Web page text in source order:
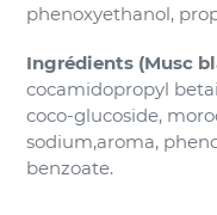
phenoxyethanol,
Ingrédients (Musc
cocamidopropyl
coco-glucoside,
sodium,aroma,
benzoate.